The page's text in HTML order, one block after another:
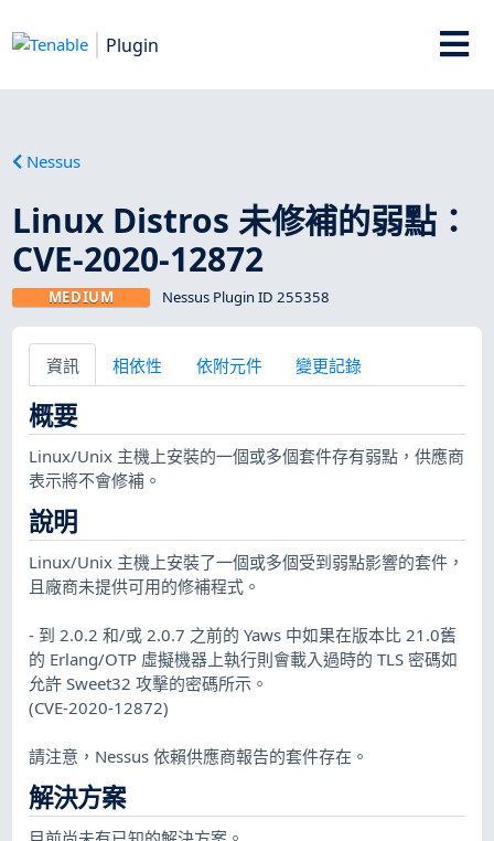
Plugin
Nessus
Linux Distros 未修補的弱點：
CVE-2020-12872
MEDIUM Nessus Plugin ID 255358
資訊 相依性 依附元件 變更記錄
概要
Linux/Unix 主機上安裝的一個或多個套件存有弱點，供應商
表示將不會修補。
說明
Linux/Unix 主機上安裝了一個或多個受到弱點影響的套件，
且廠商未提供可用的修補程式。
- 到 2.0.2 和/或 2.0.7 之前的 Yaws 中如果在版本比 21.0舊
的 Erlang/OTP 虛擬機器上執行則會載入過時的 TLS 密碼如
允許 Sweet32 攻擊的密碼所示。
(CVE-2020-12872)
請注意，Nessus 依賴供應商報告的套件存在。
解決方案